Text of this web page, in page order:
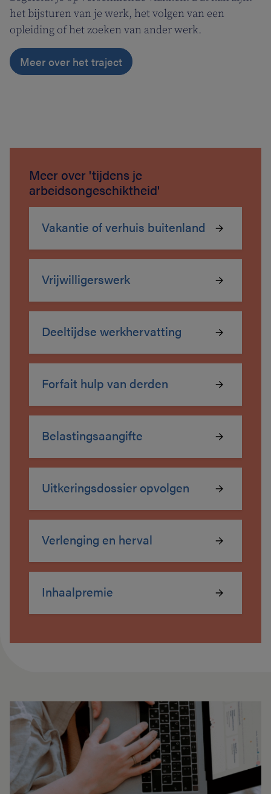
het bijsturen van je werk, het volgen van een
opleiding of het zoeken van ander werk.
Meer over het traject
Meer over 'tijdens je
arbeidsongeschiktheid'
Vakantie of verhuis buitenland
Vrijwilligerswerk
Deeltijdse werkhervatting
Forfait hulp van derden
Belastingsaangifte
Uitkeringsdossier opvolgen
Verlenging en herval
Inhaalpremie